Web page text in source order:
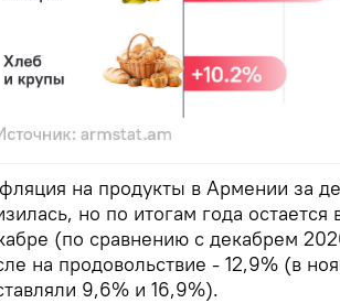
на продукты в Армении за
но по итогам года
(по сравнению с декабрем
на продовольствие - 12,9% (в
9,6% и 16,9%).